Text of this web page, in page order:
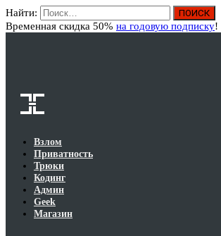
Найти:
Временная скидка 50% на годовую подписку!
Взлом
Приватность
Трюки
Кодинг
Админ
Geek
Магазин